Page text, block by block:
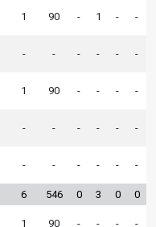
1 90 - 1 - -
- - - - - -
1 90 - - - -
- - - - - -
- - - - - -
6 546 0 3 0 0
1 90 - - - -